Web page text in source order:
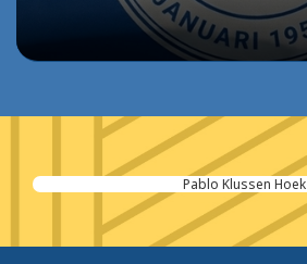
Pablo Klussen Hoek